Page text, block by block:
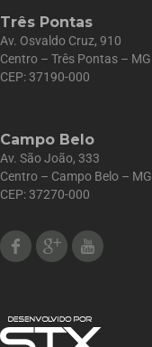
Três Pontas
Av. Osvaldo Cruz, 910
Centro – Três Pontas – MG
CEP: 37190-000
Campo Belo
Av. São João, 333
Centro – Campo Belo – MG
CEP: 37270-000
FacebookGoogle Plus